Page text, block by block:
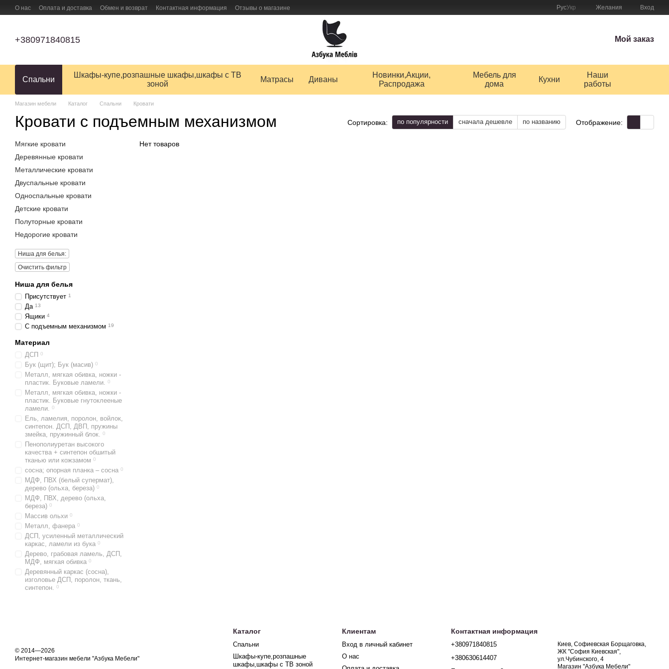
Перейти к основному контенту
О нас Оплата и доставка Обмен и возврат Контактная информация
Отзывы о магазине
РусУкр Желания Вход
+380971840815 Мой заказ
Спальни
Шкафы-купе,розпашные шкафы,шкафы с ТВ
зоной
Матрасы Диваны
Новинки,Акции,
Распродажа
Мебель для
дома
Кухни
Наши
работы
Магазин мебели Каталог Спальни Кровати
Кровати с подъемным механизмом Сортировка: по популярности сначала дешевле по названию Отображение:
Нет товаров
Мягкие кровати
Деревянные кровати
Металлические кровати
Двуспальные кровати
Односпальные кровати
Детские кровати
Полуторные кровати
Недорогие кровати
Ниша для белья:
Очистить фильтр
Ниша для белья
Присутствует 1
Да 13
Ящики 4
С подъемным механизмом 19
Материал
ДСП 0
Бук (щит); Бук (масив) 0
Металл, мягкая обивка, ножки -
пластик. Буковые ламели. 0
Металл, мягкая обивка, ножки -
пластик. Буковые гнутоклееные
ламели. 0
Ель, ламелия, поролон, войлок,
синтепон. ДСП, ДВП, пружины
змейка, пружинный блок. 0
Пенополиуретан высокого
качества + синтепон обшитый
тканью или кожзамом 0
сосна; опорная планка – сосна 0
МДФ, ПВХ (белый супермат),
дерево (ольха, береза) 0
МДФ, ПВХ, дерево (ольха,
береза) 0
Массив ольхи 0
Металл, фанера 0
ДСП, усиленный металлический
каркас, ламели из бука 0
Дерево, грабовая ламель, ДСП,
МДФ, мягкая обивка 0
Деревянный каркас (сосна),
изголовье ДСП, поролон, ткань,
синтепон. 0
© 2014—2026
Интернет-магазин мебели "Азбука Мебели"
Каталог
Спальни
Шкафы-купе,розпашные
шкафы,шкафы с ТВ зоной
Клиентам
Вход в личный кабинет
О нас
Контактная информация
+380971840815
+380630614407
Киев, Софиевская Борщаговка,
ЖК "София Киевская",
ул.Чубинского, 4
Магазин "Азбука Мебели"